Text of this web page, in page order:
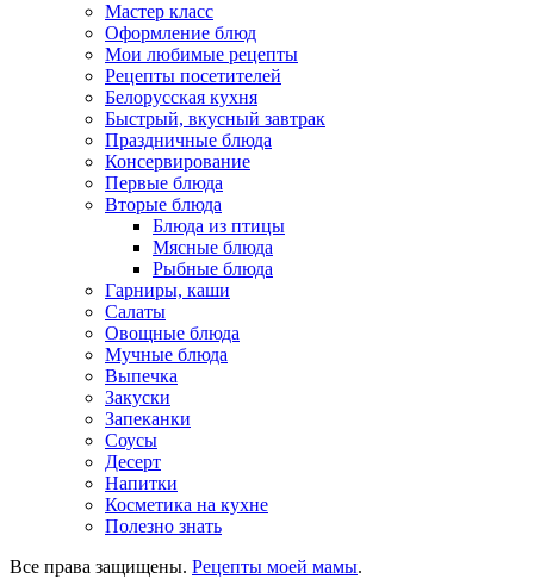
Мастер класс
Оформление блюд
Мои любимые рецепты
Рецепты посетителей
Белорусская кухня
Быстрый, вкусный завтрак
Праздничные блюда
Консервирование
Первые блюда
Вторые блюда
Блюда из птицы
Мясные блюда
Рыбные блюда
Гарниры, каши
Салаты
Овощные блюда
Мучные блюда
Выпечка
Закуски
Запеканки
Соусы
Десерт
Напитки
Косметика на кухне
Полезно знать
Все права защищены. Рецепты моей мамы.